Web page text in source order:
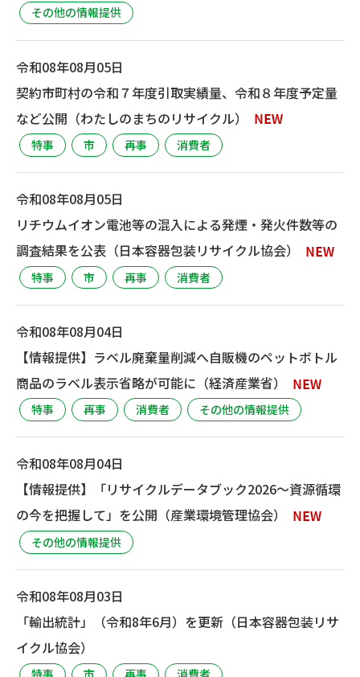
その他の情報提供
令和08年08月05日
契約市町村の令和７年度引取実績量、令和８年度予定量
など公開（わたしのまちのリサイクル）
特事 市 再事 消費者
令和08年08月05日
リチウムイオン電池等の混入による発煙・発火件数等の
調査結果を公表（日本容器包装リサイクル協会）
特事 市 再事 消費者
令和08年08月04日
【情報提供】ラベル廃棄量削減へ自販機のペットボトル
商品のラベル表示省略が可能に（経済産業省）
特事 再事 消費者 その他の情報提供
令和08年08月04日
【情報提供】「リサイクルデータブック2026～資源循環
の今を把握して」を公開（産業環境管理協会）
その他の情報提供
令和08年08月03日
「輸出統計」（令和8年6月）を更新（日本容器包装リサ
イクル協会）